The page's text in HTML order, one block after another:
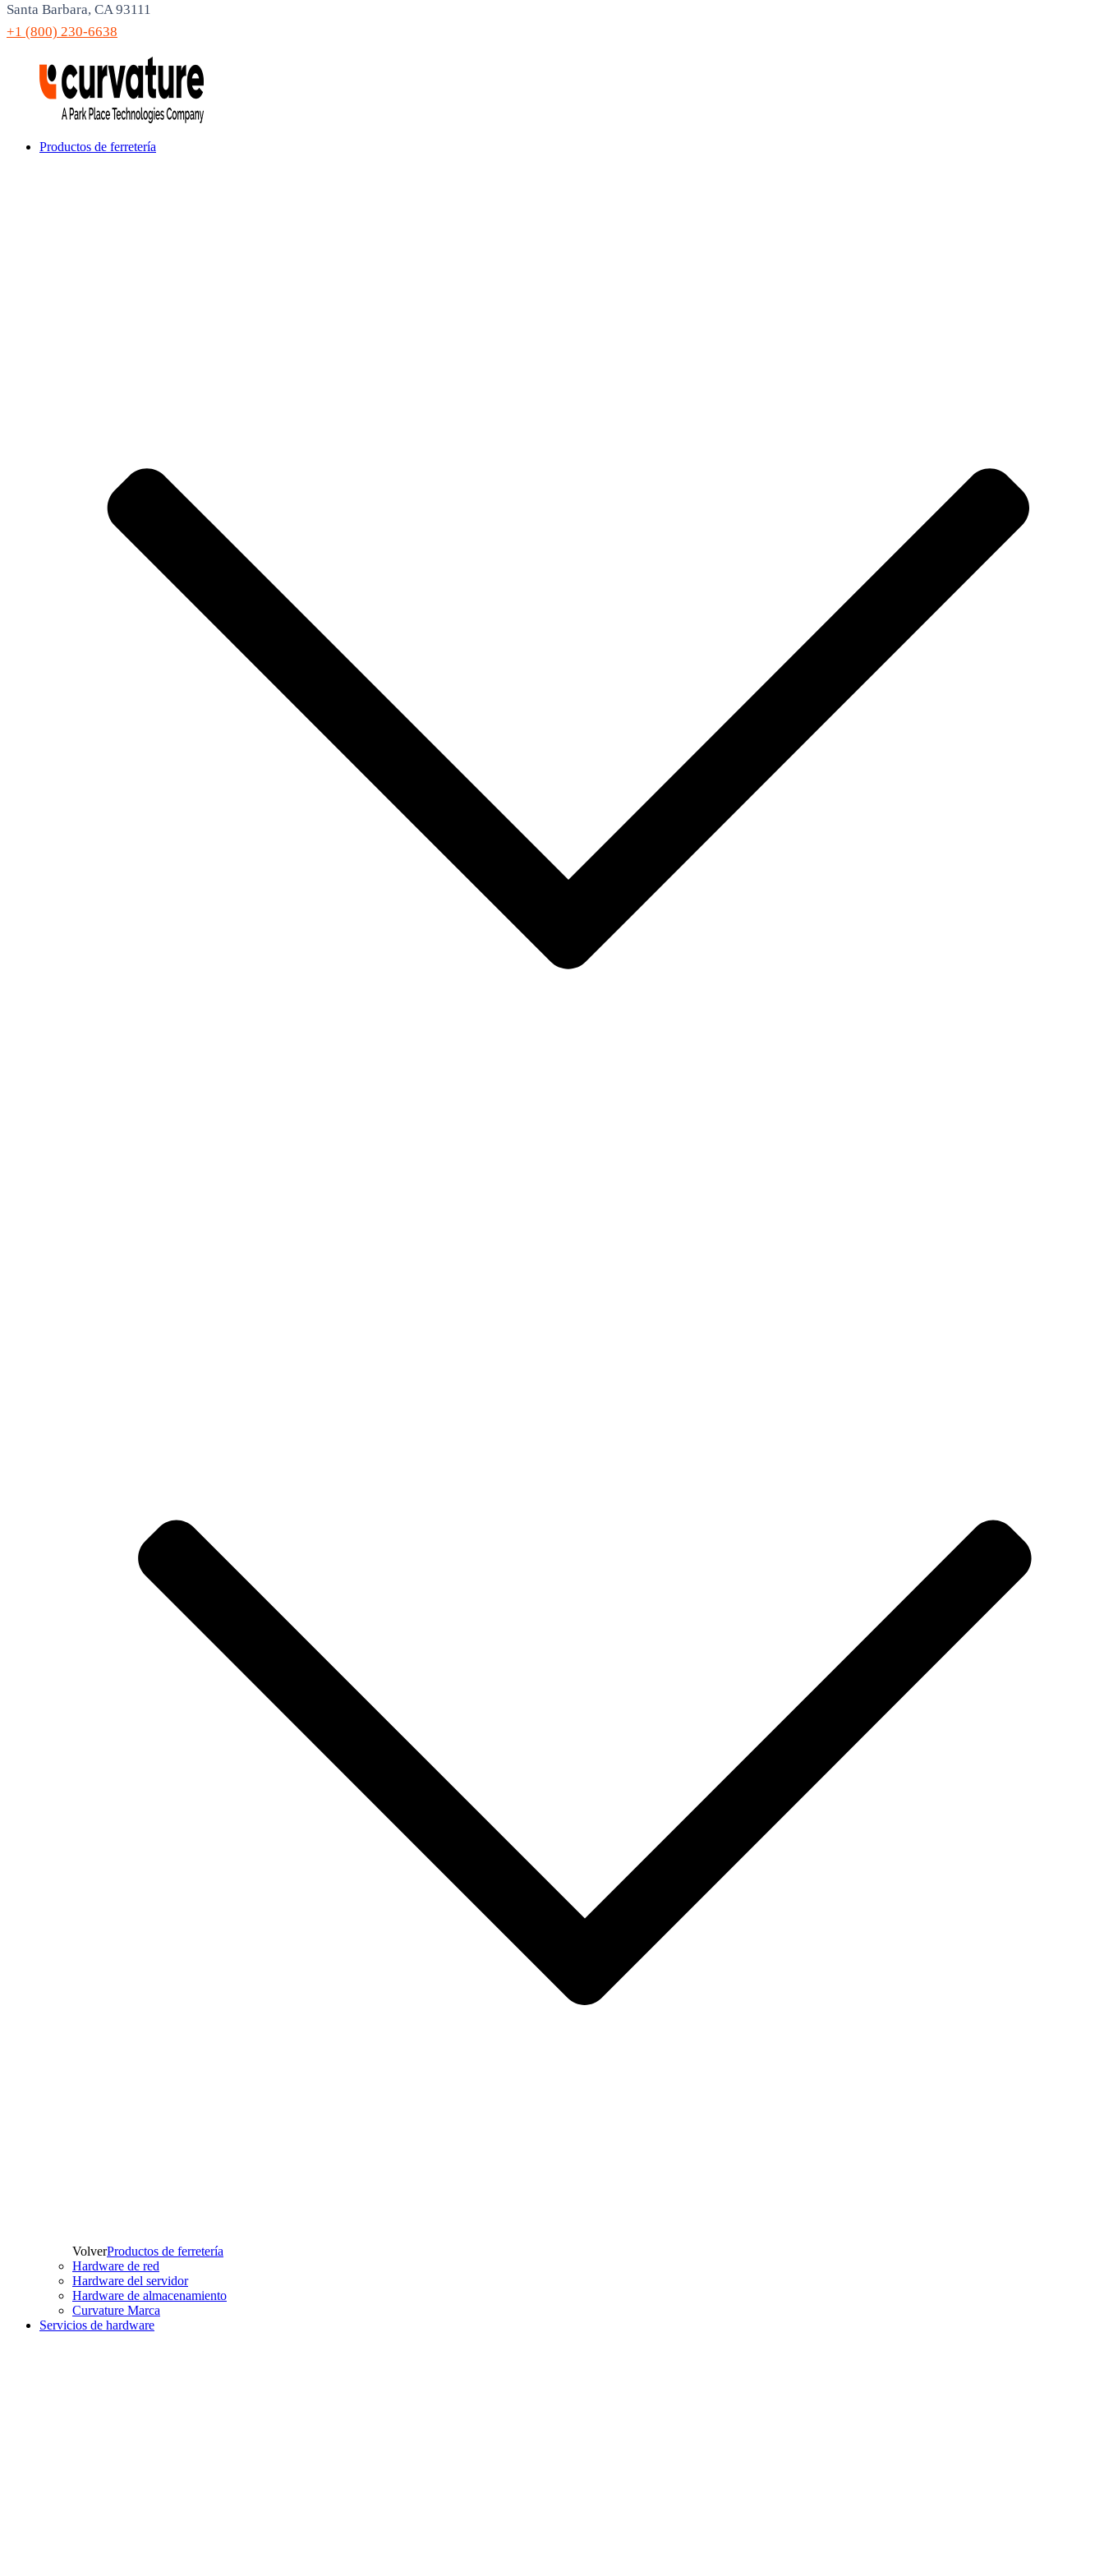
Santa Barbara, CA 93111
+1 (800) 230-6638
Productos de ferretería
VolverProductos de ferretería
Hardware de red
Hardware del servidor
Hardware de almacenamiento
Curvature Marca
Servicios de hardware